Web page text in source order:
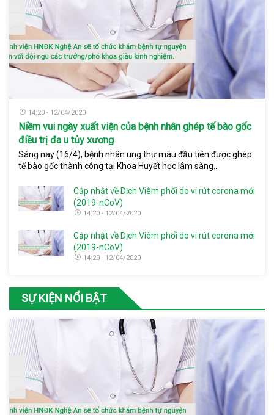
14:20 - 12/04/2020
Niềm vui ngày xuất viện của bệnh nhân ghép tế bào gốc
điều trị đa u tủy xương
Sáng nay (16/4), bệnh nhân ung thư máu đầu tiên được ghép
tế bào gốc thành công tại Khoa Huyết học lâm sàng...
Cập nhật về Dịch Viêm phổi do vi rút corona mới
(2019-nCoV)
14:20 - 12/04/2020
Cập nhật về Dịch Viêm phổi do vi rút corona mới
(2019-nCoV)
14:20 - 12/04/2020
SỰ KIỆN NỔI BẬT